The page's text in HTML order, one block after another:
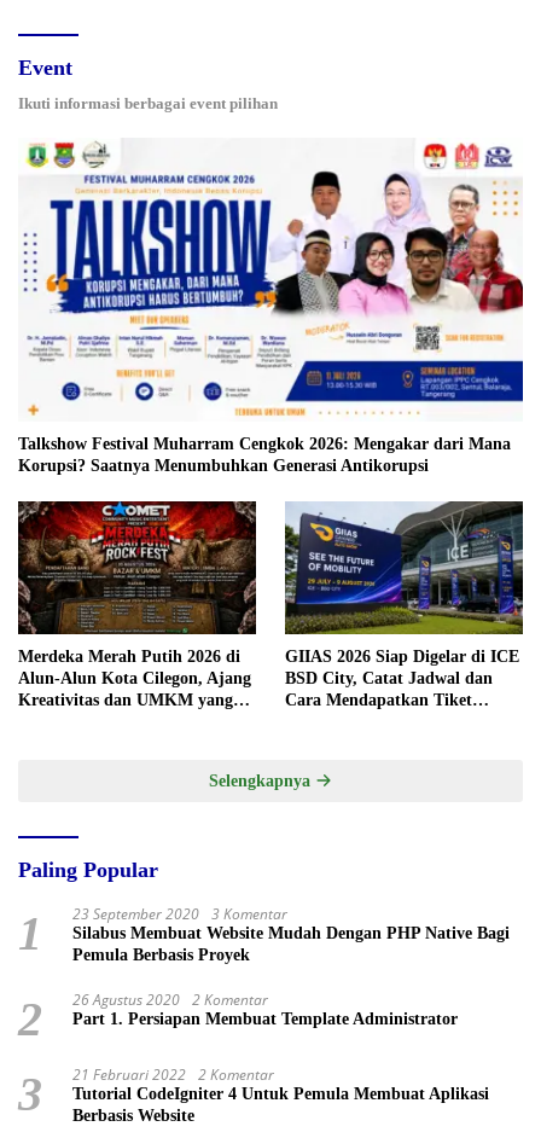
Event
Ikuti informasi berbagai event pilihan
Talkshow Festival Muharram Cengkok 2026: Mengakar dari Mana
Korupsi? Saatnya Menumbuhkan Generasi Antikorupsi
Merdeka Merah Putih 2026 di
Alun-Alun Kota Cilegon, Ajang
Kreativitas dan UMKM yang
GIIAS 2026 Siap Digelar di ICE
BSD City, Catat Jadwal dan
Cara Mendapatkan Tiket
Selengkapnya
Paling Popular
1 23 September 2020 3 Komentar
Silabus Membuat Website Mudah Dengan PHP Native Bagi
Pemula Berbasis Proyek
2 26 Agustus 2020 2 Komentar
Part 1. Persiapan Membuat Template Administrator
3 21 Februari 2022 2 Komentar
Tutorial CodeIgniter 4 Untuk Pemula Membuat Aplikasi
Berbasis Website